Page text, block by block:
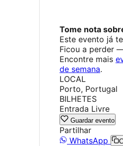
Tome nota
Este evento já
Ficou a perder
Encontre mais
de semana.
LOCAL
Porto, Portugal
BILHETES
Entrada Livre
Guardar evento
Partilhar
WhatsApp